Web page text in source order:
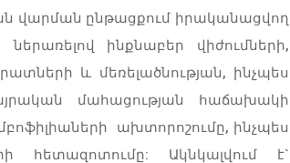
վարման ընթացքում իրականացվող
ինքնաբեր վիժումների,
և մեռելածնության, ինչպես
մահացության հաճախակի
ախտորոշումը, ինչպես
Ակնկալվում է`